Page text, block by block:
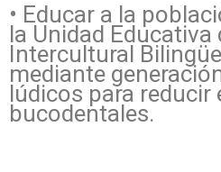
• Educar a la
la Unidad Educativa
Intercultural
mediante
lúdicos para reducir
bucodentales.